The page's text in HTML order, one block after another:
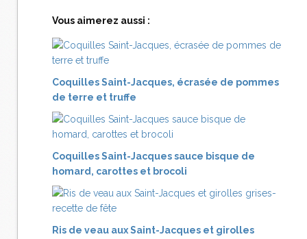
Vous aimerez aussi :
Coquilles Saint-Jacques, écrasée de pommes
de terre et truffe
Coquilles Saint-Jacques sauce bisque de
homard, carottes et brocoli
Ris de veau aux Saint-Jacques et girolles